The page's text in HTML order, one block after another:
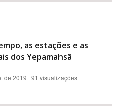
as estações e as
dos Yepamahsã
de 2019 | 91 visualizações